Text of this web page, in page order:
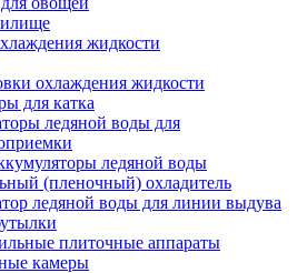
жидкости
охлаждения жидкости
для катка
ледяной воды для
ледяной воды
(пленочный) охладитель
ледяной воды для линии выдува
плиточные аппараты
камеры